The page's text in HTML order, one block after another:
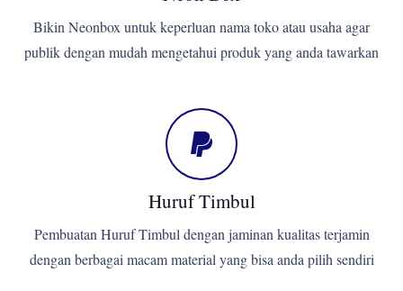
Bikin Neonbox untuk keperluan nama toko atau usaha agar
publik dengan mudah mengetahui produk yang anda tawarkan
Huruf Timbul
Pembuatan Huruf Timbul dengan jaminan kualitas terjamin
dengan berbagai macam material yang bisa anda pilih sendiri